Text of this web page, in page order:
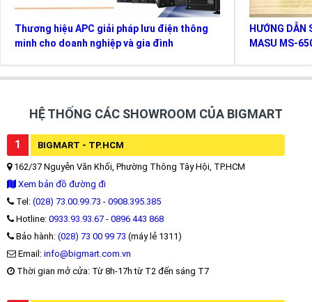
Thương hiệu APC giải pháp lưu điện thông
minh cho doanh nghiệp và gia đình
HƯỚNG DẪN
MASU MS-
HỆ THỐNG CÁC SHOWROOM CỦA BIGMART
1 BIGMART - TP.HCM
162/37 Nguyễn Văn Khối, Phường Thông Tây Hội, TP.HCM
Xem bản đồ đường đi
Tel: (028) 73.00.99.73 - 0908.395.385
Hotline: 0933.93.93.67 - 0896 443 868
Bảo hành: (028) 73 00 99 73 (máy lẻ 1311)
Email: info@bigmart.com.vn
Thời gian mở cửa: Từ 8h-17h từ T2 đến sáng T7